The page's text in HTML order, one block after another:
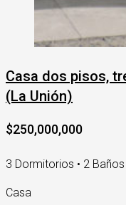
Casa dos pisos,
(La Unión)
$250,000,000
3 Dormitorios • 2 Baños
Casa